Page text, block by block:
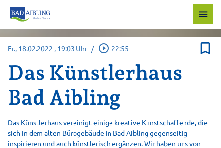
menu
Fr., 18.02.2022 , 19:03 Uhr / play_circle_outline 22:55 bookmark_border
Das Künstlerhaus
Bad Aibling
Das Künstlerhaus vereinigt einige kreative Kunstschaffende, die
sich in dem alten Bürogebäude in Bad Aibling gegenseitig
inspirieren und auch künstlerisch ergänzen. Wir haben uns von